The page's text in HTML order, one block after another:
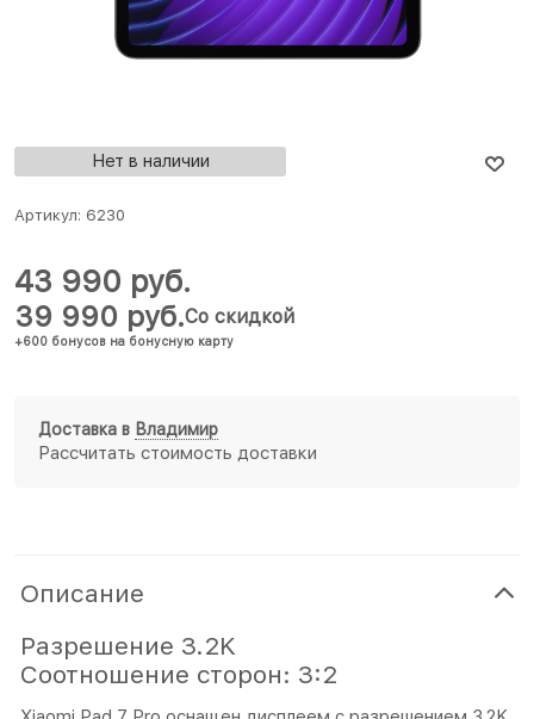
Нет в наличии
Артикул: 6230
39 990 руб.
+600 бонусов на бонусную карту
Со скидкой
43 990 руб.
Доставка в Владимир
Рассчитать стоимость доставки
Описание
Разрешение 3.2K
Соотношение сторон: 3:2